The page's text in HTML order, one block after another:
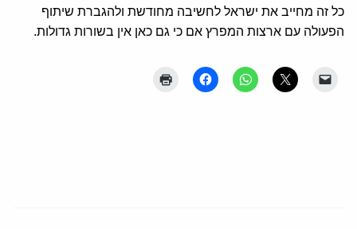
כל זה מחייב את ישראל לחשיבה מחודשת ולהגברת שיתוף
הפעולה עם ארצות המפרץ אם כי גם כאן אין בשורות גדולות.